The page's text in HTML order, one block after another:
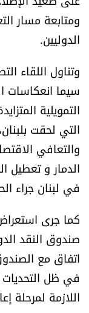
اقتصاد
العالم
الصحافة
ثقافة
فصل من كتاب
اقرأ تضحك
كاميرا
سجالات
صحّة وصحن
ومتابعة مسار
الدوليين.
وتناول اللقاء
سيما انعكاسات
التمويلية
التي لحقت
والتعافي
الدمار و تعطيل
في لبنان جراء
كما جرى
صندوق النقد
اتفاق مع
في ظل التحديات
اللازمة لمرحلة